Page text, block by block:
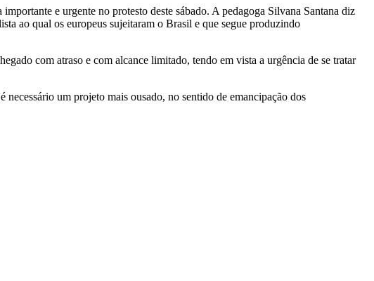
e urgente no protesto deste sábado. A pedagoga Silvana Santana diz
ao qual os europeus sujeitaram o Brasil e que segue produzindo
com atraso e com alcance limitado, tendo em vista a urgência de se tratar
um projeto mais ousado, no sentido de emancipação dos